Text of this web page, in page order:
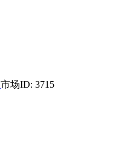
市场ID: 3715